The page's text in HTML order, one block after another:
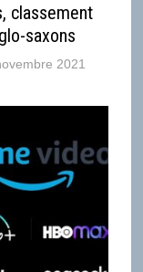
classement
saxons
2021